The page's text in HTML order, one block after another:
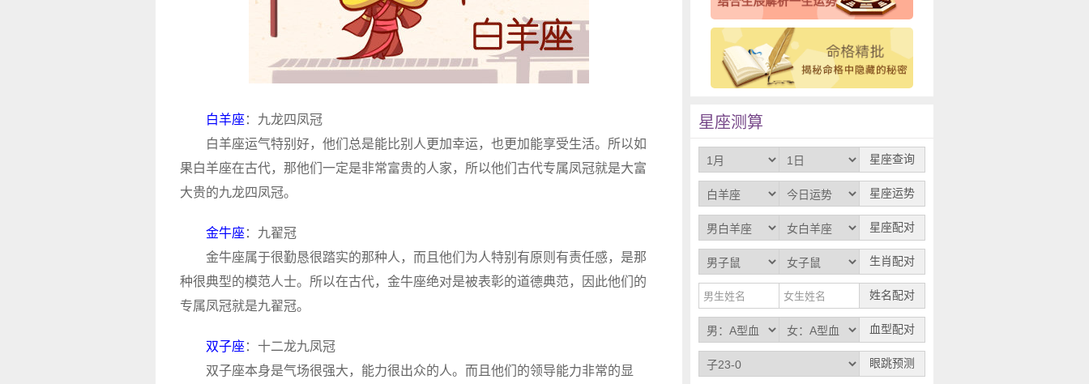
白羊座：九龙四凤冠
白羊座运气特别好，他们总是能比别人更加幸运，也更加能享受生活。所以如
果白羊座在古代，那他们一定是非常富贵的人家，所以他们古代专属凤冠就是大富
大贵的九龙四凤冠。
金牛座：九翟冠
金牛座属于很勤恳很踏实的那种人，而且他们为人特别有原则有责任感，是那
种很典型的模范人士。所以在古代，金牛座绝对是被表彰的道德典范，因此他们的
专属凤冠就是九翟冠。
双子座：十二龙九凤冠
双子座本身是气场很强大，能力很出众的人。而且他们的领导能力非常的显
星座测算
星座查询
星座运势
星座配对
生肖配对
姓名配对
血型配对
眼跳预测